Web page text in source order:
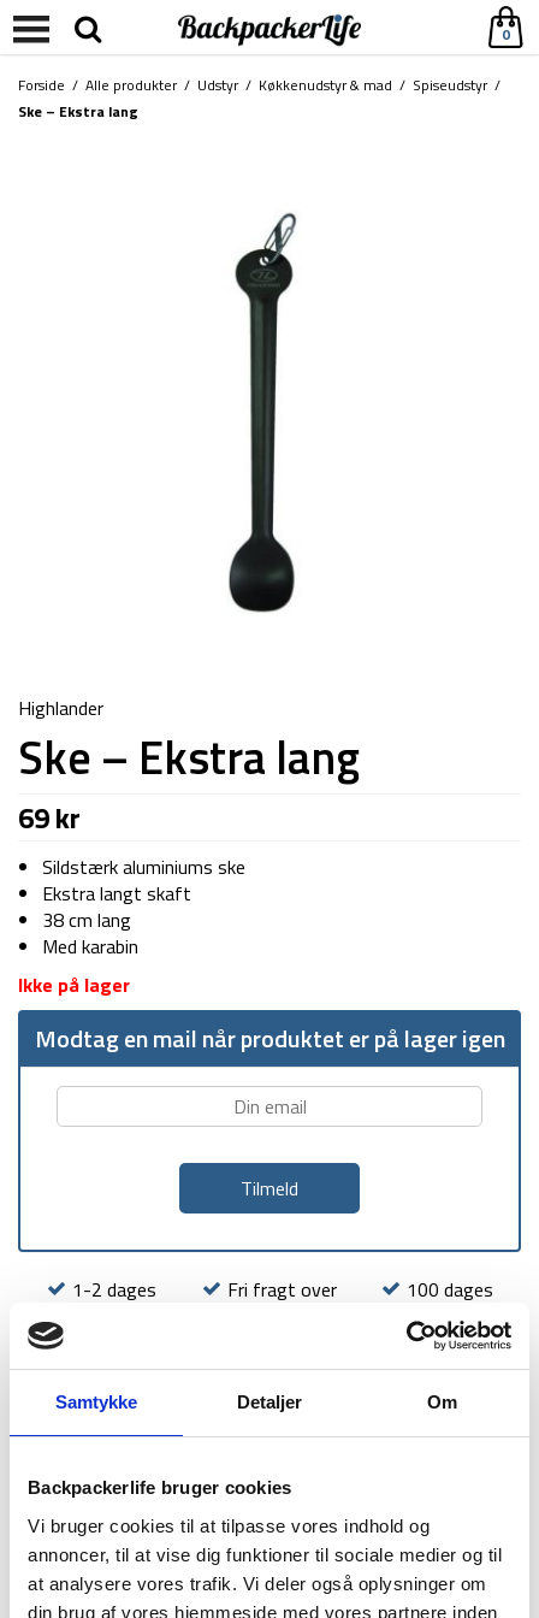
Samtykke Detaljer Om
Backpackerlife bruger cookies
Vi bruger cookies til at tilpasse vores indhold og
annoncer, til at vise dig funktioner til sociale medier og til
at analysere vores trafik. Vi deler også oplysninger om
din brug af vores hjemmeside med vores partnere inden
0
Forside / Alle produkter/ Udstyr/ Køkkenudstyr & mad / Spiseudstyr/
Ske – Ekstra lang
Highlander
Ske – Ekstra lang
69kr
Sildstærk aluminiums ske
Ekstra langt skaft
38 cm lang
Med karabin
Ikke på lager
Modtag en mail når produktet er på lager igen
1-2 dages
Fri fragt over
100 dages
returret
BESKRIVELSE BRAND
Denne ske er fra skotske Highlader, og lavet med et ekstra
langt skaft. Dette gør skeen ideel at have med på
outdoorturen eller rejsen, da de 38 cm gør det nemmere at